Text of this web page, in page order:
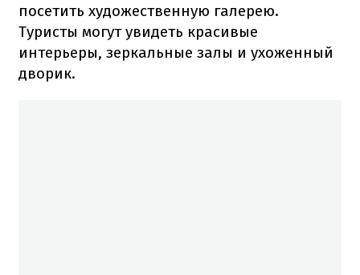
посетить художественную галерею.
Туристы могут увидеть красивые
интерьеры, зеркальные залы и ухоженный
дворик.